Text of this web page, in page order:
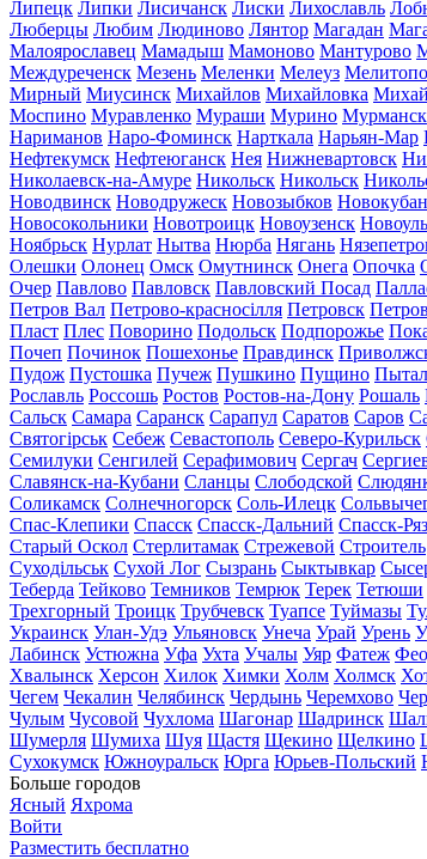
Липецк Липки Лисичанск Лиски Лихославль
Люберцы Любим Людиново Лянтор Магадан
Малоярославец Мамадыш Мамоново Мантурово
Междуреченск Мезень Меленки Мелеуз
Мирный Миусинск Михайлов Михайловка
Моспино Муравленко Мураши Мурино Мурманск
Нариманов Наро-Фоминск Нарткала Нарьян-Мар
Нефтекумск Нефтеюганск Нея Нижневартовск
Николаевск-на-Амуре Никольск Никольск
Новодвинск Новодружеск Новозыбков
Новосокольники Новотроицк Новоузенск
Ноябрьск Нурлат Нытва Нюрба Нягань
Олешки Олонец Омск Омутнинск Онега Опочка
Очер Павлово Павловск Павловский Посад
Петров Вал Петрово-красносілля Петровск
Пласт Плес Поворино Подольск Подпорожье
Почеп Починок Пошехонье Правдинск
Пудож Пустошка Пучеж Пушкино Пущино
Рославль Россошь Ростов Ростов-на-Дону Рошаль
Сальск Самара Саранск Сарапул Саратов Саров
Святогірськ Себеж Севастополь Северо-Курильск
Семилуки Сенгилей Серафимович Сергач
Славянск-на-Кубани Сланцы Слободской
Соликамск Солнечногорск Соль-Илецк
Спас-Клепики Спасск Спасск-Дальний Спасск-
Старый Оскол Стерлитамак Стрежевой Строитель
Суходільськ Сухой Лог Сызрань Сыктывкар
Теберда Тейково Темников Темрюк Терек Тетюши
Трехгорный Троицк Трубчевск Туапсе Туймазы
Украинск Улан-Удэ Ульяновск Унеча Урай Урень
Лабинск Устюжна Уфа Ухта Учалы Уяр Фатеж
Хвалынск Херсон Хилок Химки Холм Холмск
Чегем Чекалин Челябинск Чердынь Черемхово
Чулым Чусовой Чухлома Шагонар Шадринск
Шумерля Шумиха Шуя Щастя Щекино Щелкино
Сухокумск Южноуральск Юрга Юрьев-Польский
Больше городов
Ясный Яхрома
Войти
Разместить бесплатно